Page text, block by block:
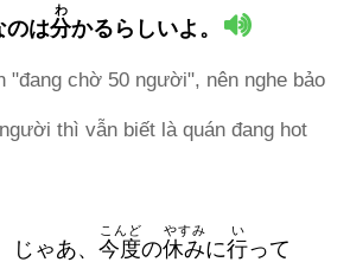
のは分
わ
かる らしいよ。
"đang chờ 50 người", nên nghe bảo
thì vẫn biết là quán đang hot
じゃあ、 今度
こんど
の休み
やすみ
に行
い
って